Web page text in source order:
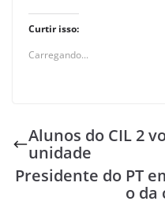
Curtir isso:
Carregando...
Alunos do CIL 2
unidade
Presidente do PT
o da